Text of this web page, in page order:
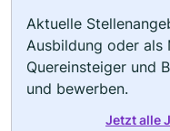
Aktuelle
Ausbildung oder als
Quereinsteiger und
und bewerben.
Jetzt alle